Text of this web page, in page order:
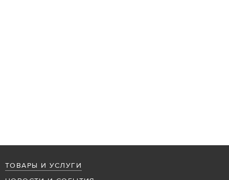
ТОВАРЫ И УСЛУГИ